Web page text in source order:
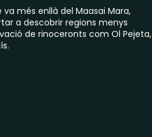
més enllà del Maasai Mara,
a descobrir regions menys
de rinoceronts com Ol Pejeta,